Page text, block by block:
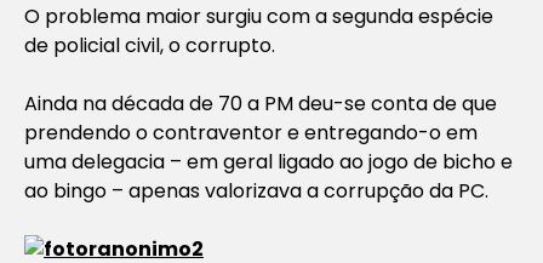
O problema maior surgiu com a segunda espécie
de policial civil, o corrupto.
Ainda na década de 70 a PM deu-se conta de que
prendendo o contraventor e entregando-o em
uma delegacia – em geral ligado ao jogo de bicho e
ao bingo – apenas valorizava a corrupção da PC.